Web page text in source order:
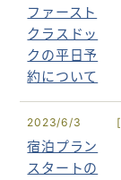
ファースト
クラスドッ
クの平日予
約について
2023/6/3 [
宿泊プラン
スタートの